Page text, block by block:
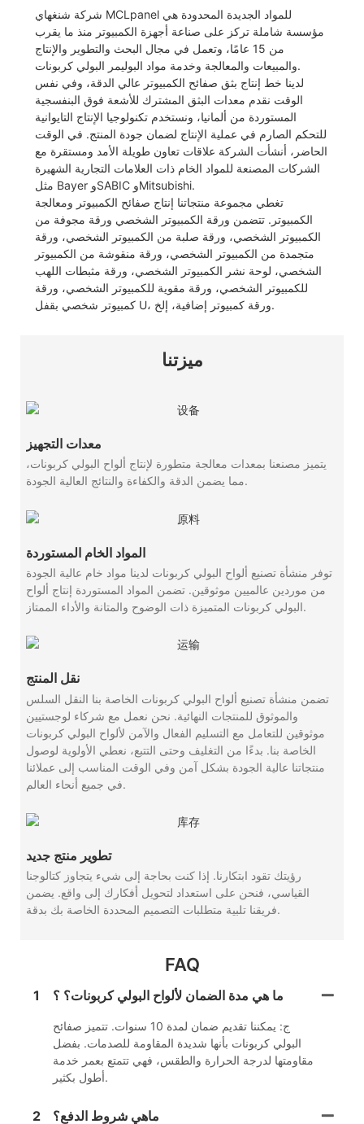
شركة شنغهاي MCLpanel للمواد الجديدة المحدودة هي
مؤسسة شاملة تركز على صناعة أجهزة الكمبيوتر منذ ما يقرب
من 15 عامًا، وتعمل في مجال البحث والتطوير والإنتاج
والمبيعات والمعالجة وخدمة مواد البوليمر البولي كربونات.
لدينا خط إنتاج بثق صفائح الكمبيوتر عالي الدقة، وفي نفس
الوقت نقدم معدات البثق المشترك للأشعة فوق البنفسجية
المستوردة من ألمانيا، ونستخدم تكنولوجيا الإنتاج التايوانية
للتحكم الصارم في عملية الإنتاج لضمان جودة المنتج. في الوقت
الحاضر، أنشأت الشركة علاقات تعاون طويلة الأمد ومستقرة مع
الشركات المصنعة للمواد الخام ذات العلامات التجارية الشهيرة
مثل Bayer وSABIC وMitsubishi.
تغطي مجموعة منتجاتنا إنتاج صفائح الكمبيوتر ومعالجة
الكمبيوتر. تتضمن ورقة الكمبيوتر الشخصي ورقة مجوفة من
الكمبيوتر الشخصي، ورقة صلبة من الكمبيوتر الشخصي، ورقة
متجمدة من الكمبيوتر الشخصي، ورقة منقوشة من الكمبيوتر
الشخصي، لوحة نشر الكمبيوتر الشخصي، ورقة مثبطات اللهب
للكمبيوتر الشخصي، ورقة مقوية للكمبيوتر الشخصي، ورقة
كمبيوتر شخصي بقفل U، ورقة كمبيوتر إضافية، إلخ.
ميزتنا
معدات التجهيز
يتميز مصنعنا بمعدات معالجة متطورة لإنتاج ألواح البولي كربونات،
مما يضمن الدقة والكفاءة والنتائج العالية الجودة.
المواد الخام المستوردة
توفر منشأة تصنيع ألواح البولي كربونات لدينا مواد خام عالية الجودة
من موردين عالميين موثوقين. تضمن المواد المستوردة إنتاج ألواح
البولي كربونات المتميزة ذات الوضوح والمتانة والأداء الممتاز.
نقل المنتج
تضمن منشأة تصنيع ألواح البولي كربونات الخاصة بنا النقل السلس
والموثوق للمنتجات النهائية. نحن نعمل مع شركاء لوجستيين
موثوقين للتعامل مع التسليم الفعال والآمن لألواح البولي كربونات
الخاصة بنا. بدءًا من التغليف وحتى التتبع، نعطي الأولوية لوصول
منتجاتنا عالية الجودة بشكل آمن وفي الوقت المناسب إلى عملائنا
في جميع أنحاء العالم.
تطوير منتج جديد
رؤيتك تقود ابتكارنا. إذا كنت بحاجة إلى شيء يتجاوز كتالوجنا
القياسي، فنحن على استعداد لتحويل أفكارك إلى واقع. يضمن
فريقنا تلبية متطلبات التصميم المحددة الخاصة بك بدقة.
FAQ
1 ما هي مدة الضمان لألواح البولي كربونات؟ ؟
ج: يمكننا تقديم ضمان لمدة 10 سنوات. تتميز صفائح
البولي كربونات بأنها شديدة المقاومة للصدمات. بفضل
مقاومتها لدرجة الحرارة والطقس، فهي تتمتع بعمر خدمة
أطول بكثير.
2 ماهي شروط الدفع؟